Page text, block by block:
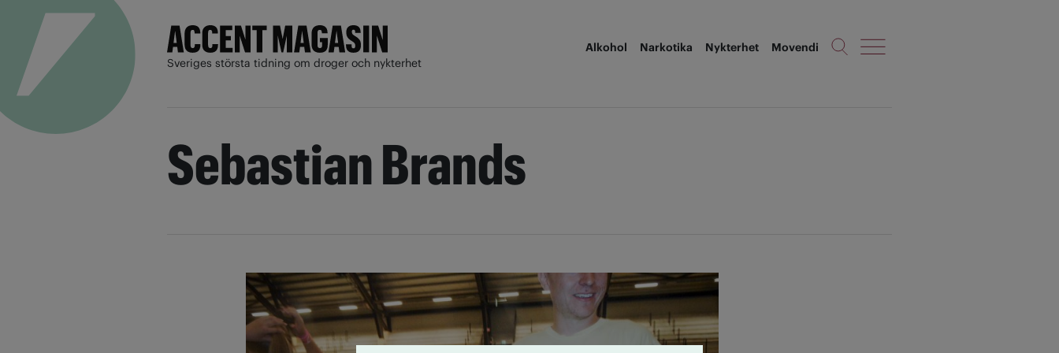
Sveriges största tidning om droger och nykterhet
Alkohol Narkotika Nykterhet Movendi
Sebastian Brands